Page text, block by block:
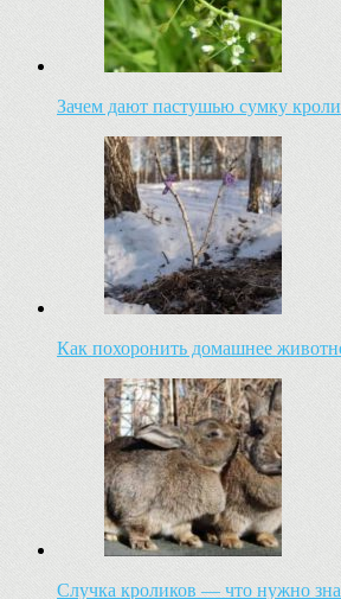
Зачем дают пастушью сумку
Как похоронить домашнее
Случка кроликов — что нужно